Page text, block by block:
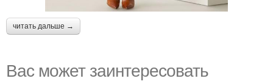
читать дальше →
Вас может заинтересовать